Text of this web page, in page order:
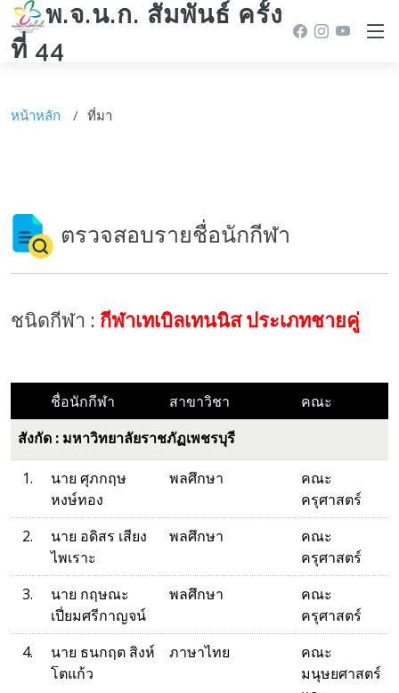
พ.จ.น.ก. สัมพันธ์ ครั้ง
ที่ 44
หน้าหลัก ที่มา
ตรวจสอบรายชื่อนักกีฬา
ชนิดกีฬา : กีฬาเทเบิลเทนนิส ประเภทชายคู่
ชื่อนักกีฬา สาขาวิชา
คณะ
สังกัด : มหาวิทยาลัยราชภัฏเพชรบุรี
1.
นาย ศุภกฤษ
หงษ์ทอง
พลศึกษา
คณะ
ครุศาสตร์
2.
นาย อดิสร เสียง
ไพเราะ
พลศึกษา
คณะ
ครุศาสตร์
3.
นาย กฤษณะ
เปี่ยมศรีกาญจน์
พลศึกษา
คณะ
ครุศาสตร์
4.
นาย ธนกฤต สิงห์
โตแก้ว
ภาษาไทย
คณะ
มนุษยศาสตร์